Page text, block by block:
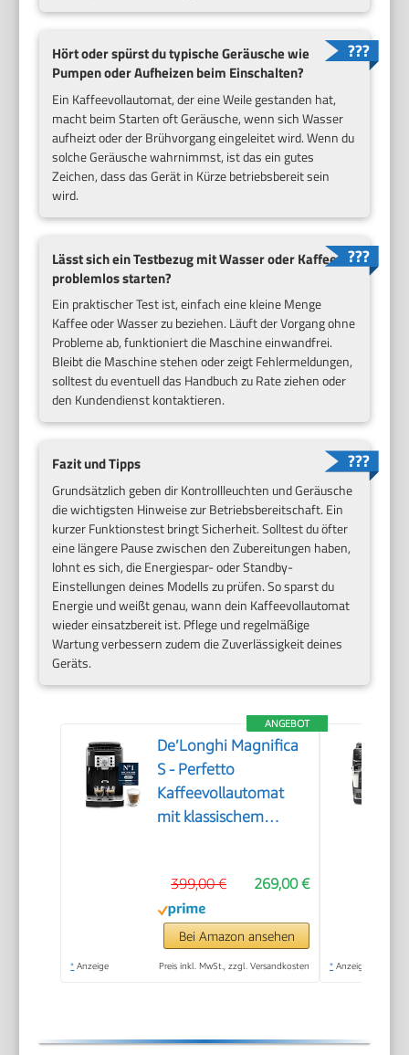
Hört oder spürst du typische Geräusche wie
Pumpen oder Aufheizen beim Einschalten?
Ein Kaffeevollautomat, der eine Weile gestanden hat,
macht beim Starten oft Geräusche, wenn sich Wasser
aufheizt oder der Brühvorgang eingeleitet wird. Wenn du
solche Geräusche wahrnimmst, ist das ein gutes
Zeichen, dass das Gerät in Kürze betriebsbereit sein
wird.
Lässt sich ein Testbezug mit Wasser oder Kaffee
problemlos starten?
Ein praktischer Test ist, einfach eine kleine Menge
Kaffee oder Wasser zu beziehen. Läuft der Vorgang ohne
Probleme ab, funktioniert die Maschine einwandfrei.
Bleibt die Maschine stehen oder zeigt Fehlermeldungen,
solltest du eventuell das Handbuch zu Rate ziehen oder
den Kundendienst kontaktieren.
Fazit und Tipps
Grundsätzlich geben dir Kontrollleuchten und Geräusche
die wichtigsten Hinweise zur Betriebsbereitschaft. Ein
kurzer Funktionstest bringt Sicherheit. Solltest du öfter
eine längere Pause zwischen den Zubereitungen haben,
lohnt es sich, die Energiespar- oder Standby-
Einstellungen deines Modells zu prüfen. So sparst du
Energie und weißt genau, wann dein Kaffeevollautomat
wieder einsatzbereit ist. Pflege und regelmäßige
Wartung verbessern zudem die Zuverlässigkeit deines
Geräts.
ANGEBOT
De’Longhi Magnifica
S - Perfetto
Kaffeevollautomat
mit klassischem
Cappuccino
Kaffeemaschine,
Bedienfeld mit
Tasten, Schwarz
269,00 €
399,00 €
Bei Amazon ansehen
* Anzeige Preis inkl. MwSt., zzgl. Versandkosten * Anzeige